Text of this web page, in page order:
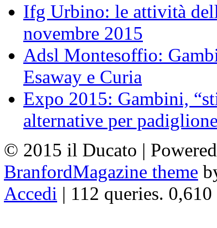
Ifg Urbino: le attività
novembre 2015
Adsl Montesoffio:
Esaway e Curia
Expo 2015: Gambini,
alternative per
© 2015 il Ducato |
BranfordMagazine theme
Accedi | 112 queries. 0,610